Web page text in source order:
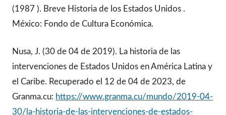
(1987 ). Breve Historia de los Estados Unidos .
México: Fondo de Cultura Económica.
Nusa, J. (30 de 04 de 2019). La historia de las
intervenciones de Estados Unidos en América Latina y
el Caribe. Recuperado el 12 de 04 de 2023, de
Granma.cu: https://www.granma.cu/mundo/2019-04-
30/la-historia-de-las-intervenciones-de-estados-